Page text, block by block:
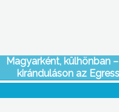
Magyarként, külhönban
kiránduláson az